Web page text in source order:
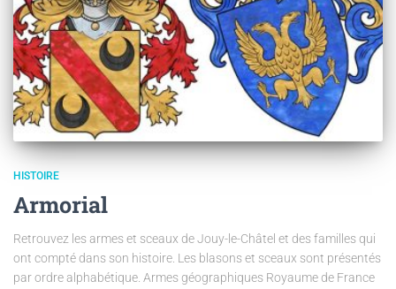
HISTOIRE
Armorial
Retrouvez les armes et sceaux de Jouy-le-Châtel et des familles qui
ont compté dans son histoire. Les blasons et sceaux sont présentés
par ordre alphabétique. Armes géographiques Royaume de France